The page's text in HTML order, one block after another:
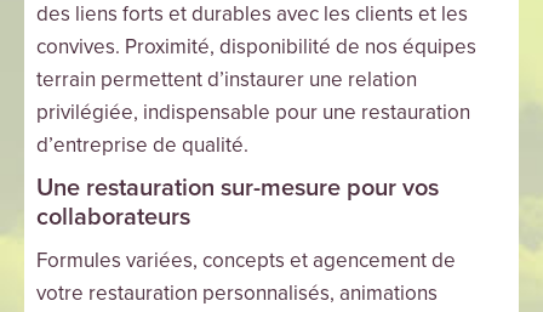
des liens forts et durables avec les clients et les
convives. Proximité, disponibilité de nos équipes
terrain permettent d’instaurer une relation
privilégiée, indispensable pour une restauration
d’entreprise de qualité.
Une restauration sur-mesure pour vos
collaborateurs
Formules variées, concepts et agencement de
votre restauration personnalisés, animations